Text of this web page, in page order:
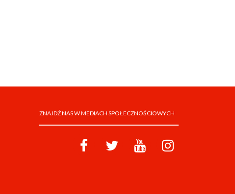
ZNAJDŹ NAS W MEDIACH SPOŁECZNOŚCIOWYCH